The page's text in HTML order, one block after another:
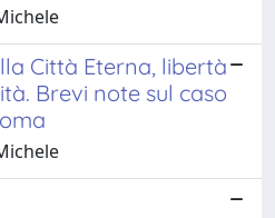
Città Eterna, libertà
Brevi note sul caso